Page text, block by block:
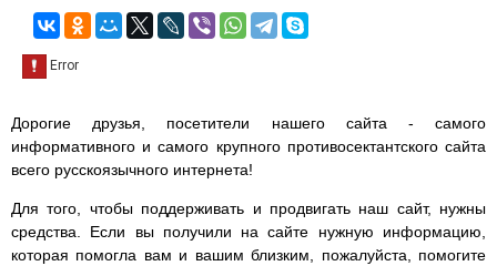
Дорогие друзья, посетители нашего сайта - самого
информативного и самого крупного противосектантского сайта
всего русскоязычного интернета!
Для того, чтобы поддерживать и продвигать наш сайт, нужны
средства. Если вы получили на сайте нужную информацию,
которая помогла вам и вашим близким, пожалуйста, помогите